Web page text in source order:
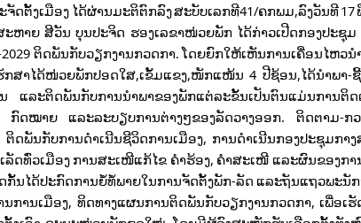
ດຕັ້ງເມືອງ ໄດ້ຜ່ານມະຕິຕົກລົງ ສະບັບເລກທີ41/ຄກພມ,ລົງວັນທີ
າຍ ສີວັນ ບຸນປະຈິດ ຮອງເລຂາໜ່ວຍພັກ ໄດ້ກ່າວເປີດກອງປະຊຸມ
ຕິດພັນກັບວຽກງານກວດກາ. ໂດຍຍົກໃຫ້ເຫັນການເຄື່ອນໄຫວ
ສາໄດ້ໜ່ວຍພັກປອດໃສ,ເຂັ້ມແຂງ,ໜັກແໜ້ນ 4 ປີຊ້ອນ,ໄດ້ນໍາພາ-
ແລະຕິດພັນກັບການນຳພາຂອງພັກແຕ່ລະຂັ້ນເປັນຕົນແມ່ນການຕິ
ດໝາຍ ແລະລະບຽບການຕ່າງໆຂອງລັດວາງອອກ. ຕິດຕາມ-ກ
ພັນກັບການດຳເນີນຊີວິດການເມືອງ, ການດຳເນີນກອງປະຊຸມກາ
ທົ່ວເມືອງ ການສະເໜີແກ້ໄຂ ຄຳຮ້ອງ, ຄໍາສະເໜີ ແລະຜົນຂອງກ
ນໄດ້ປະກົດການຍໍ້ທໍ້ພາຍໃນການຈັດຕັ້ງພັກ-ລັດ ແລະຖັນແຖວພະ
ການເມືອງ, ທິດທາງແຜນການຕິດພັນກັບວຽກງານກວດກາ, ເພື່ອເ